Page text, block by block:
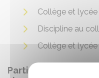
Collège et
Discipline au
Collège et
Participation des